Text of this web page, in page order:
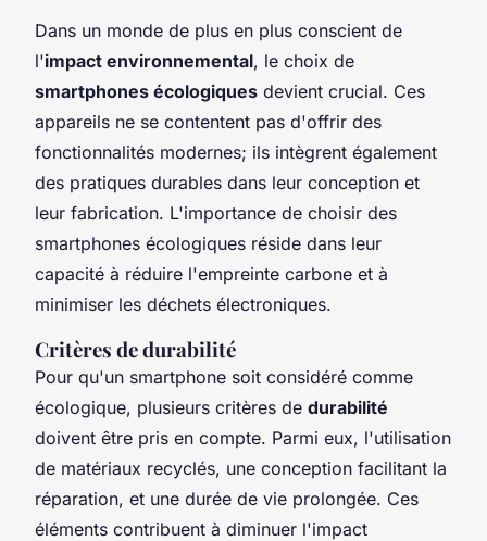
Dans un monde de plus en plus conscient de
l'impact environnemental, le choix de
smartphones écologiques devient crucial. Ces
appareils ne se contentent pas d'offrir des
fonctionnalités modernes; ils intègrent également
des pratiques durables dans leur conception et
leur fabrication. L'importance de choisir des
smartphones écologiques réside dans leur
capacité à réduire l'empreinte carbone et à
minimiser les déchets électroniques.
Critères de durabilité
Pour qu'un smartphone soit considéré comme
écologique, plusieurs critères de durabilité
doivent être pris en compte. Parmi eux, l'utilisation
de matériaux recyclés, une conception facilitant la
réparation, et une durée de vie prolongée. Ces
éléments contribuent à diminuer l'impact